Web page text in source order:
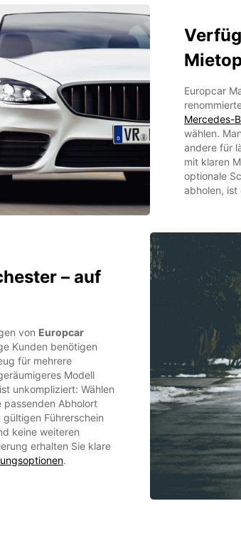
Europcar
Mercedes-
wählen.
andere für
mit klaren
optionale
abholen,
– auf
von Europcar
Kunden benötigen
für mehrere
Modell
unkompliziert: Wählen
passenden Abholort
Führerschein
keine weiteren
erhalten Sie klare
.